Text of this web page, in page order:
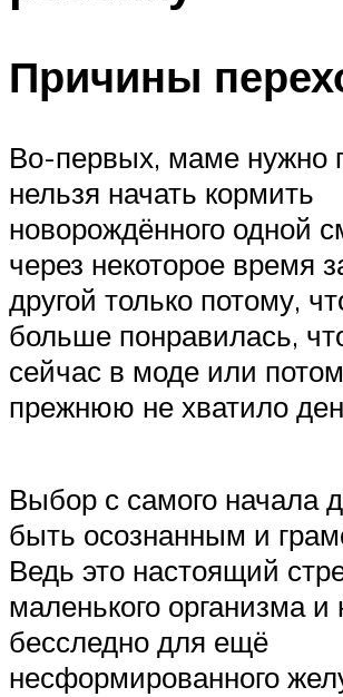
Причины
Во-первых, маме нужно
нельзя начать кормить
новорождённого одной
через некоторое время
другой только потому,
больше понравилась,
сейчас в моде или
прежнюю не хватило
Выбор с самого начала
быть осознанным и
Ведь это настоящий
маленького организма и
бесследно для ещё
несформированного